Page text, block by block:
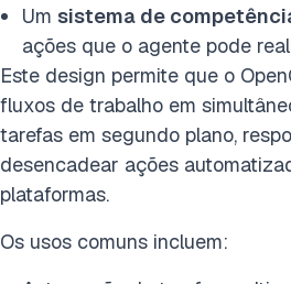
Um sistema de
ações que o agente pode
Este design permite que o
fluxos de trabalho em
tarefas em segundo plano,
desencadear ações
plataformas.
Os usos comuns incluem: